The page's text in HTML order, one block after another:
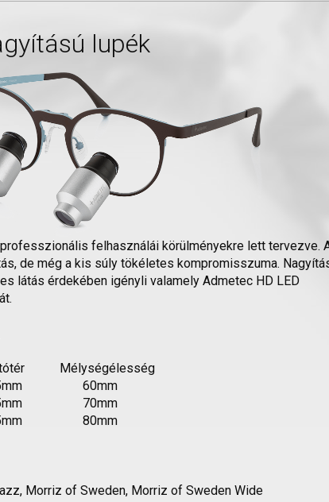
lupék
felhasználái körülményekre lett tervezve.
de még a kis súly tökéletes kompromisszuma.
látás érdekében igényli valamely Admetec HD LED
Mélységélesség
60mm
70mm
80mm
Morriz of Sweden, Morriz of Sweden Wide